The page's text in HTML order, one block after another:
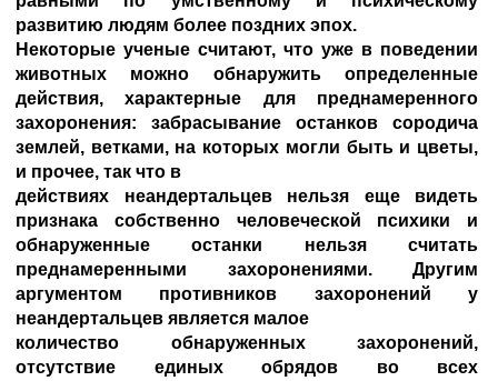
развитию людям более поздних эпох.
Некоторые ученые считают, что уже в поведении
животных можно обнаружить определенные
действия, характерные для преднамеренного
захоронения: забрасывание останков сородича
землей, ветками, на которых могли быть и цветы,
и прочее, так что в
действиях неандертальцев нельзя еще видеть
признака собственно человеческой психики и
обнаруженные останки нельзя считать
преднамеренными захоронениями. Другим
аргументом противников захоронений у
неандертальцев является малое
количество обнаруженных захоронений,
отсутствие единых обрядов во всех